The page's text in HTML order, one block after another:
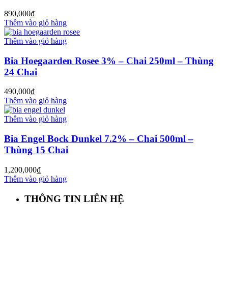
890,000₫
Thêm vào giỏ hàng
Thêm vào giỏ hàng
Bia Hoegaarden Rosee 3% – Chai 250ml – Thùng
24 Chai
490,000₫
Thêm vào giỏ hàng
Thêm vào giỏ hàng
Bia Engel Bock Dunkel 7.2% – Chai 500ml –
Thùng 15 Chai
1,200,000₫
Thêm vào giỏ hàng
THÔNG TIN LIÊN HỆ